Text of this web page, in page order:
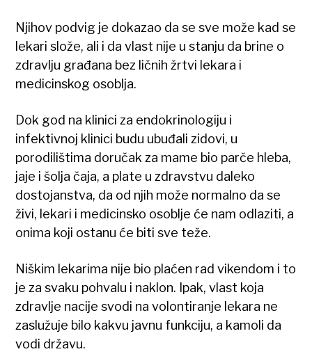
Njihov podvig je dokazao da se sve može kad se
lekari slože, ali i da vlast nije u stanju da brine o
zdravlju građana bez ličnih žrtvi lekara i
medicinskog osoblja.
Dok god na klinici za endokrinologiju i
infektivnoj klinici budu ubuđali zidovi, u
porodilištima doručak za mame bio parče hleba,
jaje i šolja čaja, a plate u zdravstvu daleko
dostojanstva, da od njih može normalno da se
živi, lekari i medicinsko osoblje će nam odlaziti, a
onima koji ostanu će biti sve teže.
Niškim lekarima nije bio plaćen rad vikendom i to
je za svaku pohvalu i naklon. Ipak, vlast koja
zdravlje nacije svodi na volontiranje lekara ne
zaslužuje bilo kakvu javnu funkciju, a kamoli da
vodi državu.